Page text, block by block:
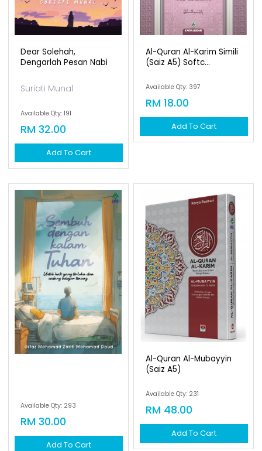
Dear Solehah,
Dengarlah Pesan Nabi
Suriati Munal
Available Qty: 191
RM 32.00
Add To Cart
Al-Quran Al-Karim Simili
(saiz A5) Softc...
Available Qty: 397
RM 18.00
Add To Cart
Available Qty: 293
RM 30.00
Add To Cart
Al-Quran Al-Mubayyin
(saiz A5)
Available Qty: 231
RM 48.00
Add To Cart